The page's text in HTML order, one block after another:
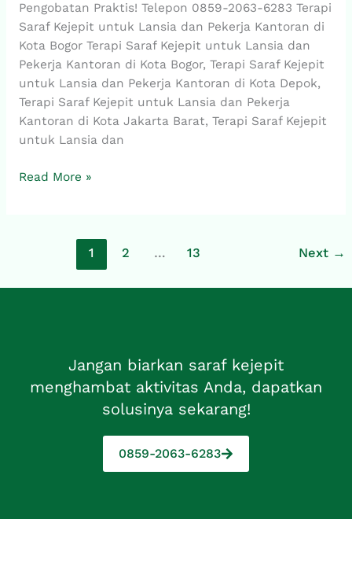
Pengobatan Praktis! Telepon 0859-2063-6283 Terapi
Saraf Kejepit untuk Lansia dan Pekerja Kantoran di
Kota Bogor Terapi Saraf Kejepit untuk Lansia dan
Pekerja Kantoran di Kota Bogor, Terapi Saraf Kejepit
untuk Lansia dan Pekerja Kantoran di Kota Depok,
Terapi Saraf Kejepit untuk Lansia dan Pekerja
Kantoran di Kota Jakarta Barat, Terapi Saraf Kejepit
untuk Lansia dan
Saraf
Kejepit
untuk
Lansia
dan
Pekerja
Kantoran
di
Bogor
Read More »
1 2 … 13 Next →
Jangan biarkan saraf kejepit
menghambat aktivitas Anda, dapatkan
solusinya sekarang!
0859-2063-6283